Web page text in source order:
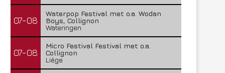
07-08
Waterpop Festival met o.a. Wodan
Boys, Collignon
Wateringen
07-08
Micro Festival Festival met o.a.
Collignon
Liège